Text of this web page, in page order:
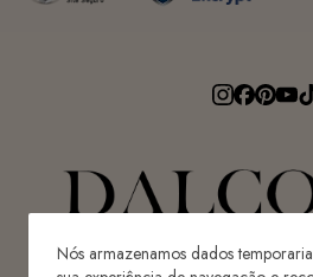
Nós armazenamos dados